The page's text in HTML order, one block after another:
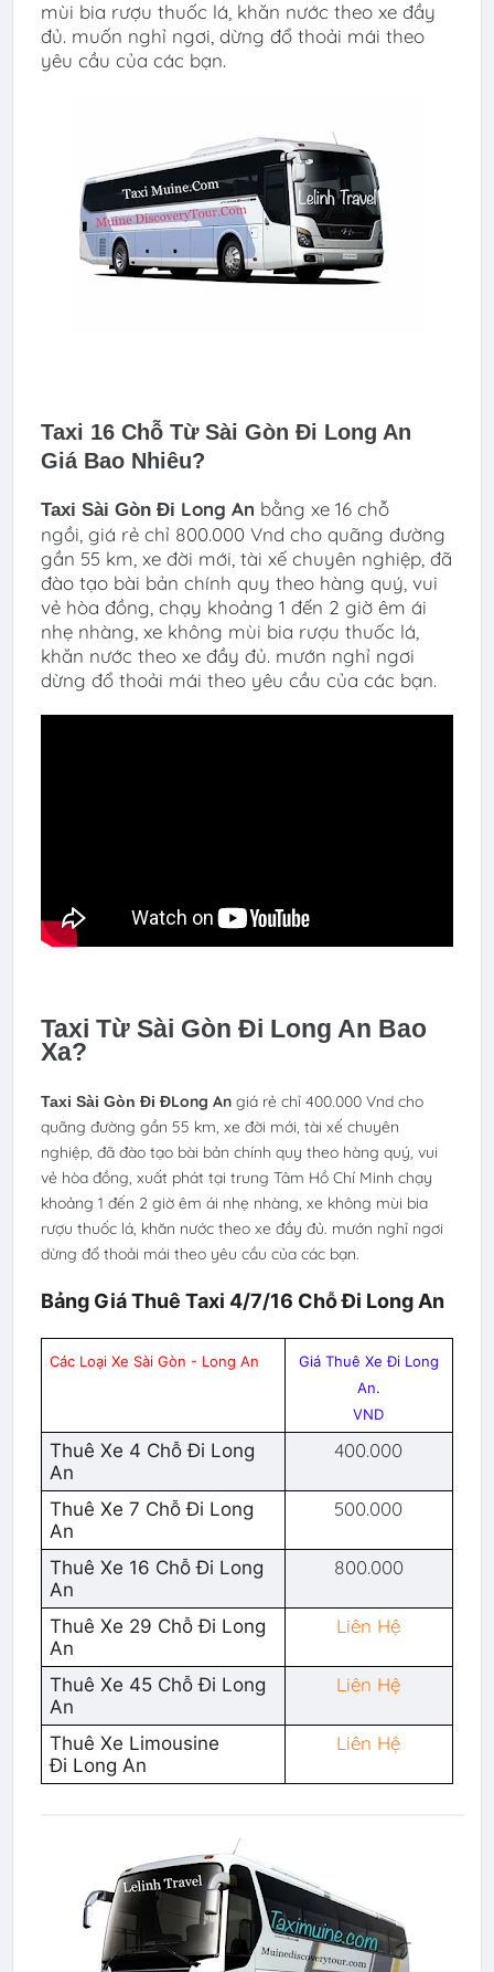
mùi bia rượu thuốc lá, khăn nước theo xe đầy
đủ. muốn nghỉ ngơi, dừng đổ thoải mái theo
yêu cầu của các bạn.
Taxi 16 Chỗ Từ Sài Gòn Đi Long An
Giá Bao Nhiêu?
Taxi Sài Gòn Đi Long An bằng xe 16 chỗ
ngồi, giá rẻ chỉ 800.000 Vnd cho quãng đường
gần 55 km, xe đời mới, tài xế chuyên nghiệp, đã
đào tạo bài bản chính quy theo hàng quý, vui
vẻ hòa đồng, chạy khoảng 1 đến 2 giờ êm ái
nhẹ nhàng, xe không mùi bia rượu thuốc lá,
khăn nước theo xe đầy đủ. mướn nghỉ ngơi
dừng đổ thoải mái theo yêu cầu của các bạn.
Taxi Từ Sài Gòn Đi Long An Bao
Xa?
Taxi Sài Gòn Đi ĐLong An giá rẻ chỉ 400.000 Vnd cho
quãng đường gần 55 km, xe đời mới, tài xế chuyên
nghiệp, đã đào tạo bài bản chính quy theo hàng quý, vui
vẻ hòa đồng, xuất phát tại trung Tâm Hồ Chí Minh chạy
khoảng 1 đến 2 giờ êm ái nhẹ nhàng, xe không mùi bia
rượu thuốc lá, khăn nước theo xe đầy đủ. mướn nghỉ ngơi
dừng đổ thoải mái theo yêu cầu của các bạn.
Bảng Giá Thuê Taxi 4/7/16 Chỗ Đi Long An
Các Loại Xe Sài Gòn - Long An
Giá Thuê Xe Đi Long
An.
VND
Thuê Xe 4 Chỗ Đi Long
An
400.000
Thuê Xe 7 Chỗ Đi Long
An
500.000
Thuê Xe 16 Chỗ Đi Long
An
800.000
Thuê Xe 29 Chỗ Đi Long
An
Liên Hệ
Thuê Xe 45 Chỗ Đi Long
An
Liên Hệ
Thuê Xe Limousine
Đi Long An
Liên Hệ